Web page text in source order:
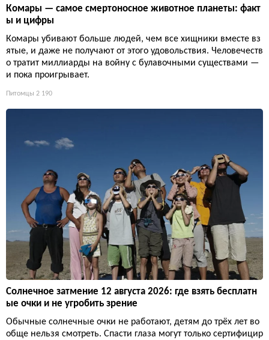
Комары — самое смертоносное животное планеты: факт
ы и цифры
Комары убивают больше людей, чем все хищники вместе вз
ятые, и даже не получают от этого удовольствия. Человечеств
о тратит миллиарды на войну с булавочными существами —
и пока проигрывает.
Питомцы 2 190
Солнечное затмение 12 августа 2026: где взять бесплатн
ые очки и не угробить зрение
Обычные солнечные очки не работают, детям до трёх лет во
обще нельзя смотреть. Спасти глаза могут только сертифицир